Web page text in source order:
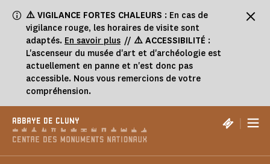
⚠️ VIGILANCE FORTES CHALEURS : En cas de
vigilance rouge, les horaires de visite sont
adaptés. En savoir plus // ⚠️ ACCESSIBILITÉ :
L'ascenseur du musée d'art et d'archéologie est
actuellement en panne et n'est donc pas
accessible. Nous vous remercions de votre
compréhension.
ABBAYE DE CLUNY |